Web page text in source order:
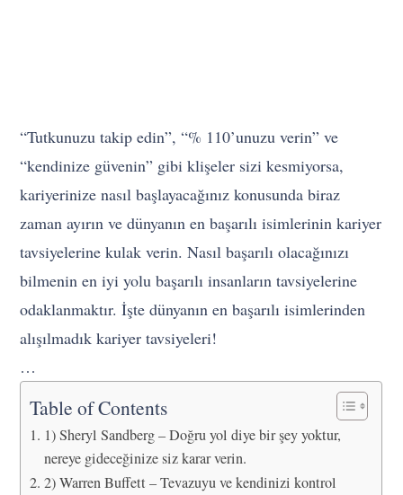
“Tutkunuzu takip edin”, “% 110’unuzu verin” ve
“kendinize güvenin” gibi klişeler sizi kesmiyorsa,
kariyerinize nasıl başlayacağınız konusunda biraz
zaman ayırın ve dünyanın en başarılı isimlerinin kariyer
tavsiyelerine kulak verin. Nasıl başarılı olacağınızı
bilmenin en iyi yolu başarılı insanların tavsiyelerine
odaklanmaktır. İşte dünyanın en başarılı isimlerinden
alışılmadık kariyer tavsiyeleri!
…
Table of Contents
1) Sheryl Sandberg – Doğru yol diye bir şey yoktur,
nereye gideceğinize siz karar verin.
2) Warren Buffett – Tevazuyu ve kendinizi kontrol